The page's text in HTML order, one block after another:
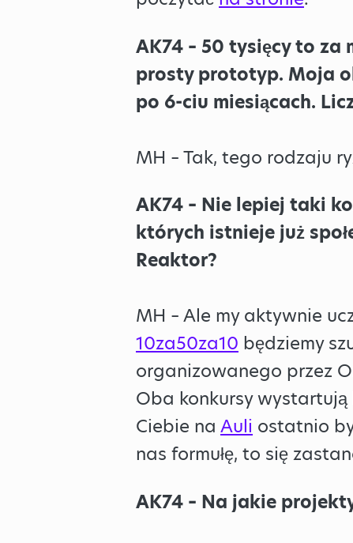
AK74 – 50 tysięcy to za
prosty prototyp. Moja
po 6-ciu miesiącach.
MH – Tak, tego rodzaju
AK74 – Nie lepiej taki
których istnieje już
Reaktor?
MH – Ale my aktywnie
10za50za10 będziemy
organizowanego przez
Oba konkursy
Ciebie na Auli ostatnio
nas formułę, to się
AK74 – Na jakie